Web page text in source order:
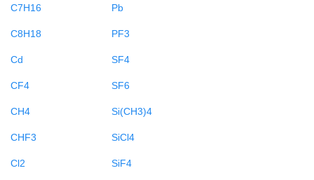
C7H16
C8H18
Cd
CF4
CH4
CHF3
Cl2
Pb
PF3
SF4
SF6
Si(CH3)4
SiCl4
SiF4